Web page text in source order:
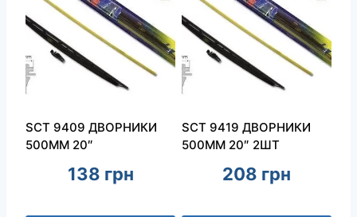
SCT 9409 ДВОРНИКИ
500ММ 20″
138 грн
SCT 9419 ДВОРНИКИ
500ММ 20″ 2ШТ
208 грн